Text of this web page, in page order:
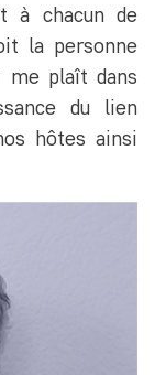
à chacun de
la personne
me plaît dans
du lien
hôtes ainsi